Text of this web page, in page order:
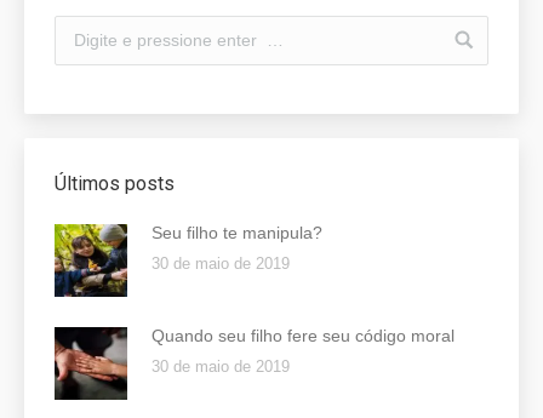
Últimos posts
Seu filho te manipula?
30 de maio de 2019
Quando seu filho fere seu código moral
30 de maio de 2019